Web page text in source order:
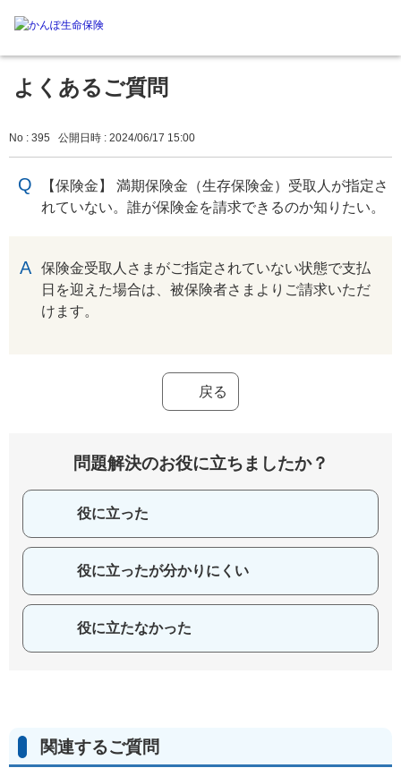
よくあるご質問
No : 395 公開日時 : 2024/06/17 15:00
【保険金】 満期保険金（生存保険金）受取人が指定さ
れていない。誰が保険金を請求できるのか知りたい。
保険金受取人さまがご指定されていない状態で支払
日を迎えた場合は、被保険者さまよりご請求いただ
けます。
戻る
問題解決のお役に立ちましたか？
役に立った
役に立ったが分かりにくい
役に立たなかった
関連するご質問